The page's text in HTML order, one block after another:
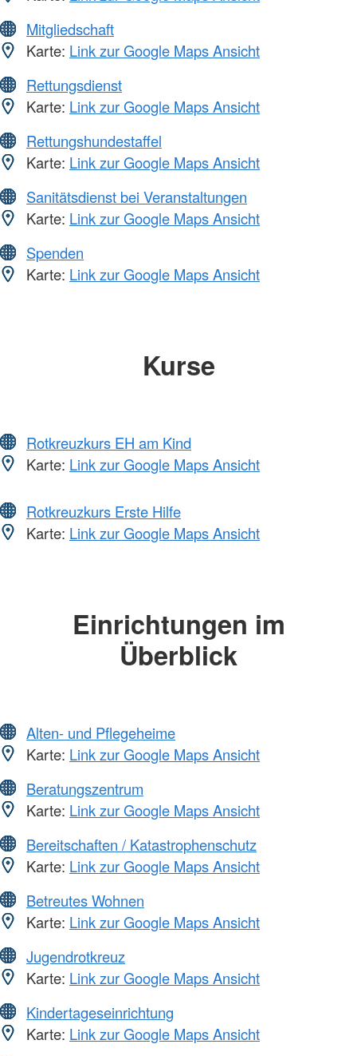
Mitgliedschaft
Karte: Link zur Google Maps Ansicht
Rettungsdienst
Karte: Link zur Google Maps Ansicht
Rettungshundestaffel
Karte: Link zur Google Maps Ansicht
Sanitätsdienst bei Veranstaltungen
Karte: Link zur Google Maps Ansicht
Spenden
Karte: Link zur Google Maps Ansicht
Kurse
Rotkreuzkurs EH am Kind
Karte: Link zur Google Maps Ansicht
Rotkreuzkurs Erste Hilfe
Karte: Link zur Google Maps Ansicht
Einrichtungen im
Überblick
Alten- und Pflegeheime
Karte: Link zur Google Maps Ansicht
Beratungszentrum
Karte: Link zur Google Maps Ansicht
Bereitschaften / Katastrophenschutz
Karte: Link zur Google Maps Ansicht
Betreutes Wohnen
Karte: Link zur Google Maps Ansicht
Jugendrotkreuz
Karte: Link zur Google Maps Ansicht
Kindertageseinrichtung
Karte: Link zur Google Maps Ansicht